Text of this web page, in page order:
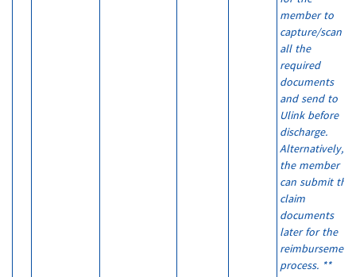
member to
capture/scan
all the
required
documents
and send to
Ulink before
discharge.
Alternatively,
the member
can submit the
claim
documents
later for the
reimbursement
process. **